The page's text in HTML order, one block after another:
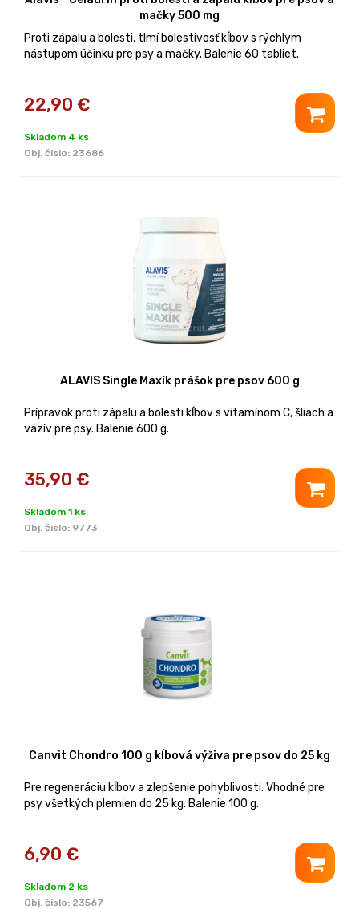
mačky 500 mg
Proti zápalu a bolesti, tlmí bolestivosť kĺbov s rýchlym
nástupom účinku pre psy a mačky. Balenie 60 tabliet.
22,90 €
Skladom 4 ks
Obj. čislo: 23686
ALAVIS Single Maxík prášok pre psov 600 g
Prípravok proti zápalu a bolesti kĺbov s vitamínom C, šliach a
väzív pre psy. Balenie 600 g.
35,90 €
Skladom 1 ks
Obj. čislo: 9773
Canvit Chondro 100 g kĺbová výživa pre psov do 25 kg
Pre regeneráciu kĺbov a zlepšenie pohyblivosti. Vhodné pre
psy všetkých plemien do 25 kg. Balenie 100 g.
6,90 €
Skladom 2 ks
Obj. čislo: 23567